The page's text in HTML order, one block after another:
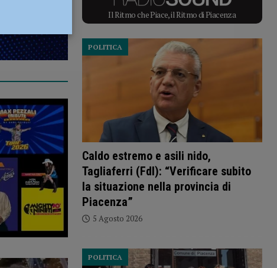
Il Ritmo che Piace, il Ritmo di Piacenza
Caldo estremo e asili nido,
Tagliaferri (FdI): “Verificare subito
la situazione nella provincia di
Piacenza”
POLITICA
5 Agosto 2026
POLITICA